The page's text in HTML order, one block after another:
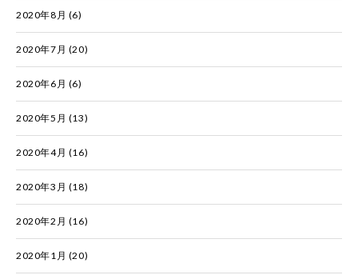
2020年8月 (6)
2020年7月 (20)
2020年6月 (6)
2020年5月 (13)
2020年4月 (16)
2020年3月 (18)
2020年2月 (16)
2020年1月 (20)